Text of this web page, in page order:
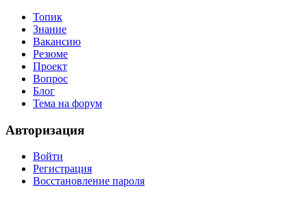
Топик
Знание
Вакансию
Резюме
Проект
Вопрос
Блог
Тема на форум
Авторизация
Войти
Регистрация
Восстановление пароля